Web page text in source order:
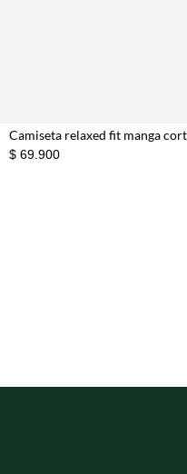
$ 69.900